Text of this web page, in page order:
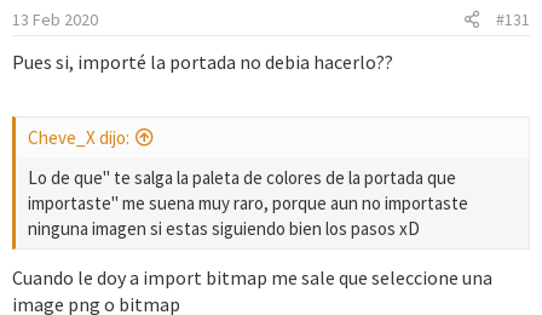
13 Feb 2020 #131
Pues si, importé la portada no debia hacerlo??
Cheve_X dijo:
Lo de que" te salga la paleta de colores de la portada que
importaste" me suena muy raro, porque aun no importaste
ninguna imagen si estas siguiendo bien los pasos xD
Cuando le doy a import bitmap me sale que seleccione una
image png o bitmap